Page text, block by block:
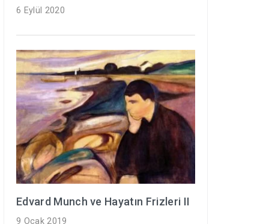
6 Eylül 2020
Edvard Munch ve Hayatın Frizleri II
9 Ocak 2019